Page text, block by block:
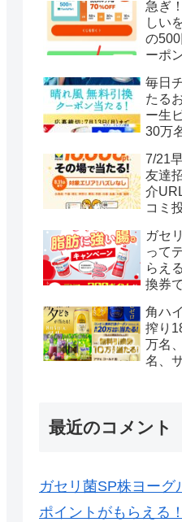
急ぎ
しい
の
ーポ
毎日
たる
ー生
30万
ボー
7/21
友達
介
コミ
トが
ガセ
って
らえ
換券
角ハ
搾り
万名
名、
最近のコメント
ガセリ菌SP株ヨー
ポイントがもらえる